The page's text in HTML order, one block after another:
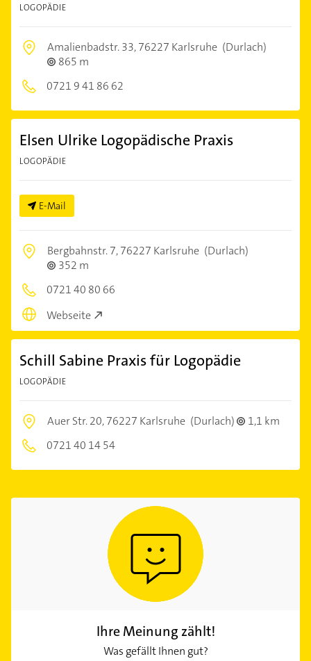
LOGOPÄDIE
Amalienbadstr. 33,76227 Karlsruhe (Durlach)
865 m
0721 9 41 86 62
Elsen Ulrike Logopädische Praxis
LOGOPÄDIE
E-Mail
Bergbahnstr. 7,76227 Karlsruhe (Durlach)
352 m
0721 40 80 66
Webseite
Schill Sabine Praxis für Logopädie
LOGOPÄDIE
Auer Str. 20,76227 Karlsruhe (Durlach)
1,1 km
0721 40 14 54
Ihre Meinung zählt!
Was gefällt Ihnen gut?